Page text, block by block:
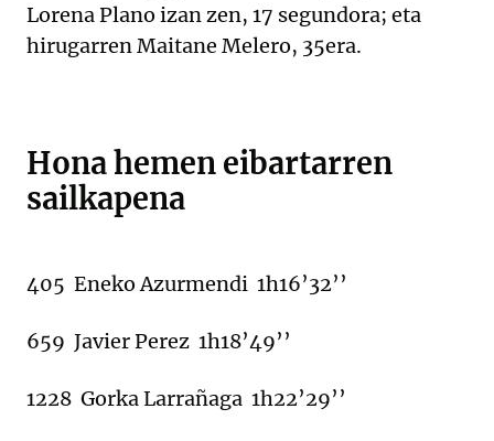
Lorena Plano izan zen, 17 segundora; eta
hirugarren Maitane Melero, 35era.
Hona hemen eibartarren
sailkapena
405 Eneko Azurmendi 1h16’32’’
659 Javier Perez 1h18’49’’
1228 Gorka Larrañaga 1h22’29’’